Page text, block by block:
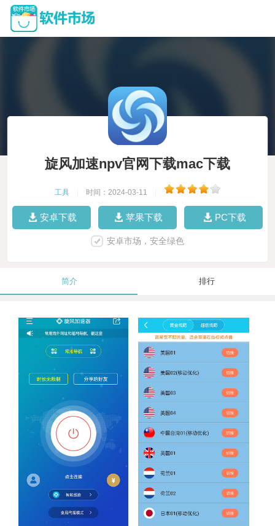
旋风加速npv官网下载mac下载
工具 时间：2024-03-11
安卓下载 苹果下载 PC下载
安卓市场，安全绿色
简介 排行